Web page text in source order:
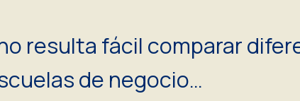
resulta fácil comparar
de negocio…